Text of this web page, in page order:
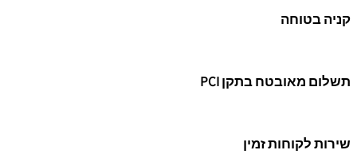
קניה בטוחה
תשלום מאובטח בתקן PCI
שירות לקוחות זמין